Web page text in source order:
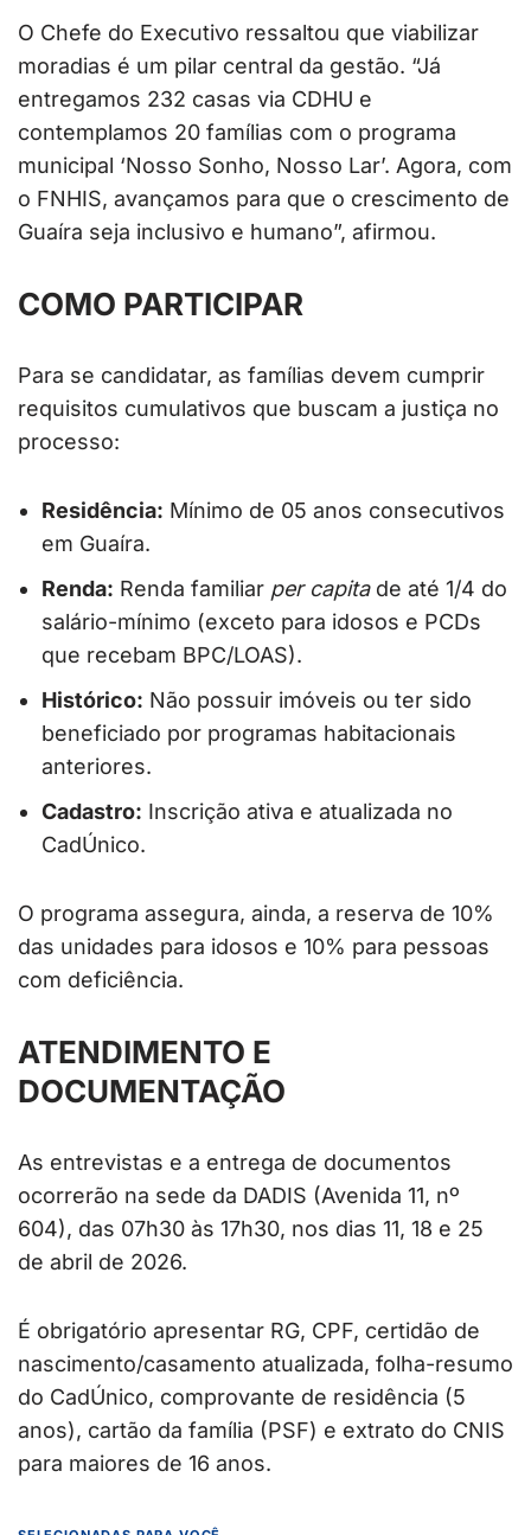
O Chefe do Executivo ressaltou que viabilizar
moradias é um pilar central da gestão. “Já
entregamos 232 casas via CDHU e
contemplamos 20 famílias com o programa
municipal ‘Nosso Sonho, Nosso Lar’. Agora, com
o FNHIS, avançamos para que o crescimento de
Guaíra seja inclusivo e humano”, afirmou.
COMO PARTICIPAR
Para se candidatar, as famílias devem cumprir
requisitos cumulativos que buscam a justiça no
processo:
Residência: Mínimo de 05 anos consecutivos
em Guaíra.
Renda: Renda familiar per capitade até 1/4 do
salário-mínimo (exceto para idosos e PCDs
que recebam BPC/LOAS).
Histórico: Não possuir imóveis ou ter sido
beneficiado por programas habitacionais
anteriores.
Cadastro: Inscrição ativa e atualizada no
CadÚnico.
O programa assegura, ainda, a reserva de 10%
das unidades para idosos e 10% para pessoas
com deficiência.
ATENDIMENTO E
DOCUMENTAÇÃO
As entrevistas e a entrega de documentos
ocorrerão na sede da DADIS (Avenida 11, nº
604), das 07h30 às 17h30, nos dias 11, 18 e 25
de abril de 2026.
É obrigatório apresentar RG, CPF, certidão de
nascimento/casamento atualizada, folha-resumo
do CadÚnico, comprovante de residência (5
anos), cartão da família (PSF) e extrato do CNIS
para maiores de 16 anos.